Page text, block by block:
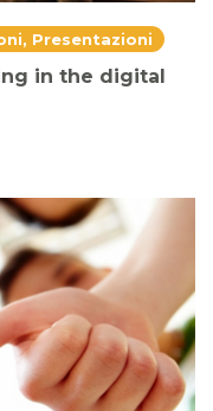
Presentazioni
in the digital